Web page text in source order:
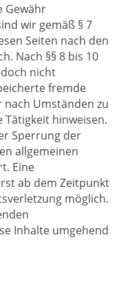
Gewähr
wir gemäß § 7
Seiten nach den
Nach §§ 8 bis 10
nicht
fremde
Umständen zu
hinweisen.
Sperrung der
allgemeinen
Eine
ab dem Zeitpunkt
möglich.
Inhalte umgehend